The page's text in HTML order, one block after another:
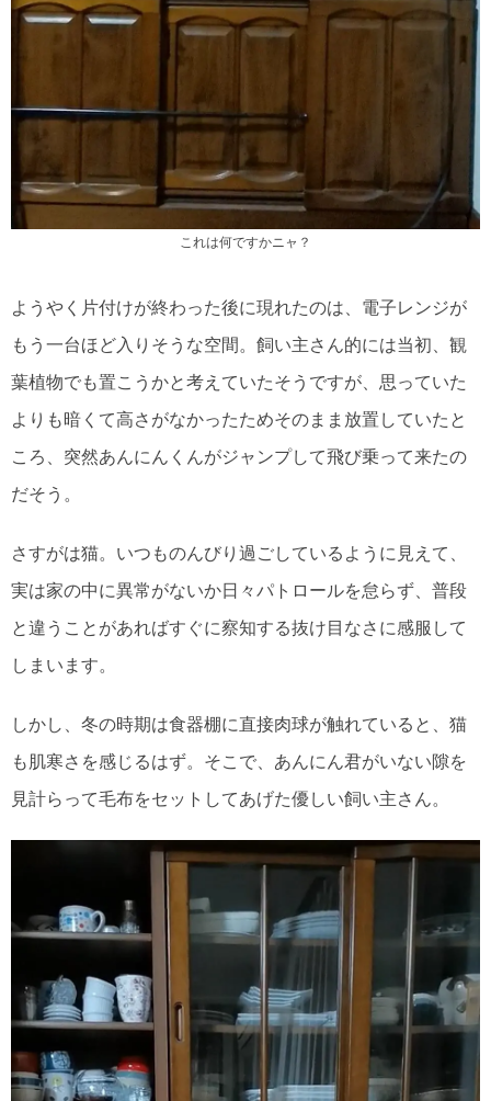
これは何ですかニャ？
ようやく片付けが終わった後に現れたのは、電子レンジが
もう一台ほど入りそうな空間。飼い主さん的には当初、観
葉植物でも置こうかと考えていたそうですが、思っていた
よりも暗くて高さがなかったためそのまま放置していたと
ころ、突然あんにんくんがジャンプして飛び乗って来たの
だそう。
さすがは猫。いつものんびり過ごしているように見えて、
実は家の中に異常がないか日々パトロールを怠らず、普段
と違うことがあればすぐに察知する抜け目なさに感服して
しまいます。
しかし、冬の時期は食器棚に直接肉球が触れていると、猫
も肌寒さを感じるはず。そこで、あんにん君がいない隙を
見計らって毛布をセットしてあげた優しい飼い主さん。